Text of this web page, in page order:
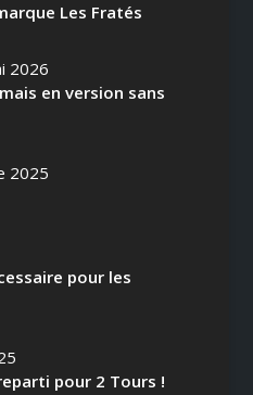
Les Fratés
2026
en version sans
2025
pour les
pour 2 Tours !